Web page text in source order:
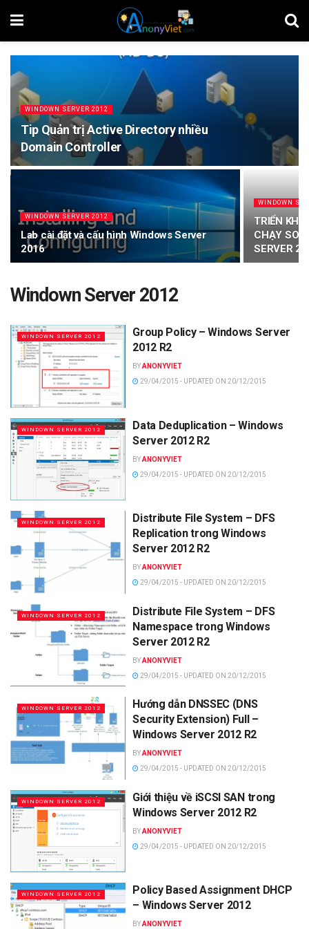
WINDOWN SERVER 2012
Tip Quản trị Active Directory nhiều
Domain Controller
WINDOWN SERVER 2012
Lab cài đặt và cấu hình Windows Server
2016
WINDOWN
TRIỂN
CHẠY
SERVER
Windown Server 2012
WINDOWN SERVER 2012
Group Policy – Windows Server
2012 R2
BYANONYVIET
29/04/2015 - UPDATED ON 20/12/2015
WINDOWN SERVER 2012
Data Deduplication – Windows
Server 2012 R2
BYANONYVIET
29/04/2015 - UPDATED ON 20/12/2015
WINDOWN SERVER 2012
Distribute File System – DFS
Replication trong Windows
Server 2012 R2
BYANONYVIET
29/04/2015 - UPDATED ON 20/12/2015
WINDOWN SERVER 2012
Distribute File System – DFS
Namespace trong Windows
Server 2012 R2
BYANONYVIET
29/04/2015 - UPDATED ON 20/12/2015
WINDOWN SERVER 2012
Hướng dẫn DNSSEC (DNS
Security Extension) Full –
Windows Server 2012 R2
BYANONYVIET
29/04/2015 - UPDATED ON 20/12/2015
WINDOWN SERVER 2012
Giới thiệu về iSCSI SAN trong
Windows Server 2012 R2
BYANONYVIET
29/04/2015 - UPDATED ON 20/12/2015
WINDOWN SERVER 2012
Policy Based Assignment DHCP
– Windows Server 2012
BYANONYVIET